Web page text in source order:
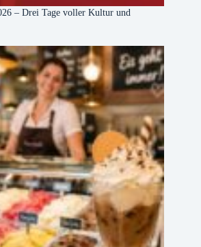
– Drei Tage voller Kultur und